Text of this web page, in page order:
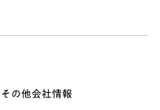
その他会社情報